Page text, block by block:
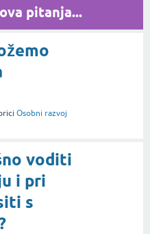
pitanja...
Osobni razvoj
voditi
i pri
s